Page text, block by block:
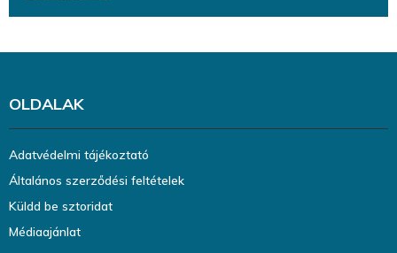
OLDALAK
Adatvédelmi tájékoztató
Általános szerződési feltételek
Küldd be sztoridat
Médiaajánlat